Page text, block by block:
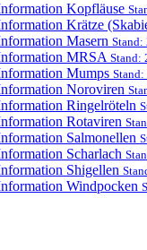
Kopfläuse
Krätze
Masern Stand:
MRSA Stand:
Mumps Stand:
Noroviren
Ringelröteln
Rotaviren
Salmonellen
Scharlach
Shigellen
Windpocken